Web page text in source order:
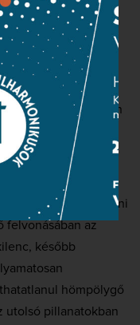
akiknek a
eszébe; akik
akik soha nem
ráérős
halálukban hosszan
dallam, kíséret,
és újra
komédia Rossini
felvonásában az
később
hömpölygő
utolsó pillanatokban